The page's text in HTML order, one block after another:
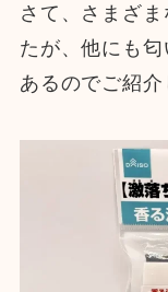
さて、さまざ
たが、他にも
あるのでご紹介